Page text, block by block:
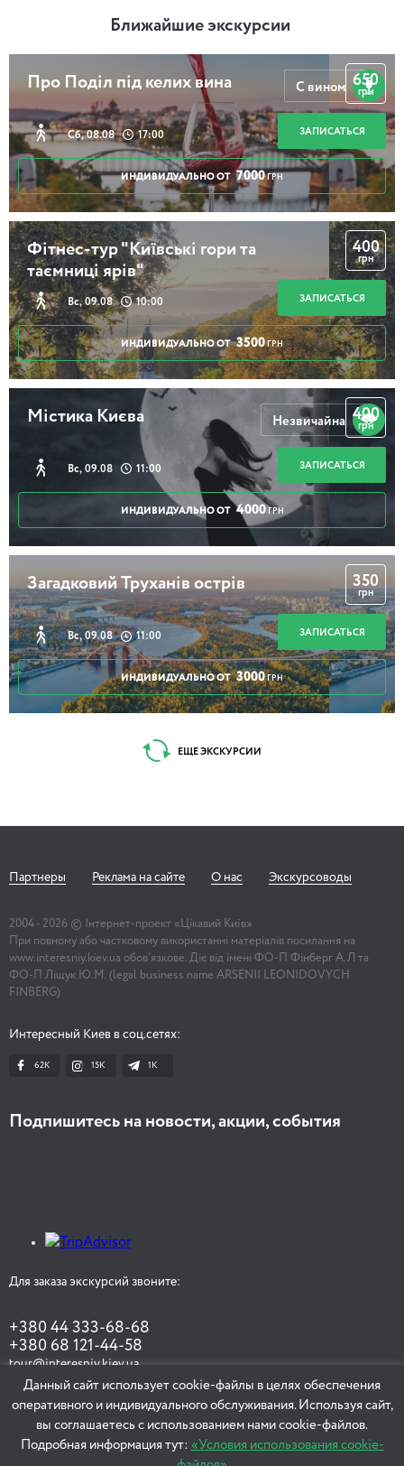
Ближайшие экскурсии
Про Поділ під келих вина
Сб, 08.08 17:00
650
грн
ЗАПИСАТЬСЯ
ИНДИВИДУАЛЬНО ОТ 7000 ГРН
С вином
Фітнес-тур "Київські гори та
таємниці ярів"
Вс, 09.08 10:00
400
грн
ЗАПИСАТЬСЯ
ИНДИВИДУАЛЬНО ОТ 3500 ГРН
Містика Києва
Вс, 09.08 11:00
400
грн
ЗАПИСАТЬСЯ
ИНДИВИДУАЛЬНО ОТ 4000 ГРН
Незвичайна
Загадковий Труханів острів
Вс, 09.08 11:00
350
грн
ЗАПИСАТЬСЯ
ИНДИВИДУАЛЬНО ОТ 3000 ГРН
ЕЩЕ ЭКСКУРСИИ
Партнеры Реклама на сайте О нас Экскурсоводы
2004 - 2026 © Інтернет-проект «Цікавий Київ»
При повному або частковому використанні матеріалів посилання на
www.interesniy.kiev.ua обов'язкове. Діє від імені ФО-П Фінберг А.Л та
ФО-П Ліщук Ю.М. (legal business name ARSENII LEONIDOVYCH
FINBERG)
Интересный Киев в соц.сетях:
62K 15K 1К
Подпишитесь на новости, акции, события
Для заказа экскурсий звоните:
+380 44 333-68-68
+380 68 121-44-58
tour@interesniy.kiev.ua
ЗАКАЗАТЬ ЭКСКУРСИЮ
Данный сайт использует cookie-файлы в целях обеспечения
оперативного и индивидуального обслуживания. Используя сайт,
вы соглашаетесь с использованием нами cookie-файлов.
Подробная информация тут: «Условия использования cookie-